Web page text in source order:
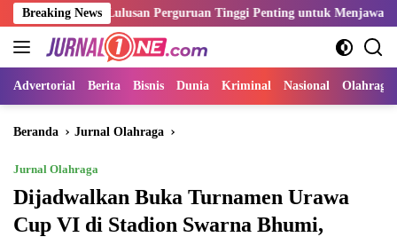
Langsung
ke
konten
Breaking News
Lulusan Perguruan Tinggi Penting untuk Menjawab Kebutuhan
Advertorial Berita Bisnis Dunia Kriminal Nasional Olahraga
Beranda Jurnal Olahraga
Jurnal Olahraga
Dijadwalkan Buka Turnamen Urawa
Cup VI di Stadion Swarna Bhumi,